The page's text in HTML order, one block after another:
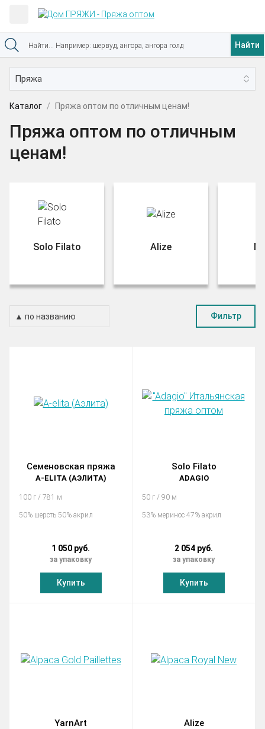
Найти
Каталог Пряжа оптом по отличным ценам!
Пряжа оптом по отличным
ценам!
Solo Filato Alize
Фильтр
Семеновская пряжа
A-ELITA (АЭЛИТА)
100 г / 781 м
50% шерсть 50% акрил
1 050 руб.
за упаковку
Купить
Solo Filato
ADAGIO
50 г / 90 м
53% меринос 47% акрил
2 054 руб.
за упаковку
Купить
YarnArt Alize